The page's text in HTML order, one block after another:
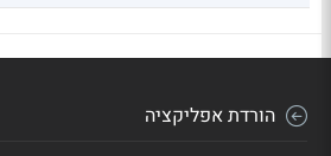
הורדת אפליקציה